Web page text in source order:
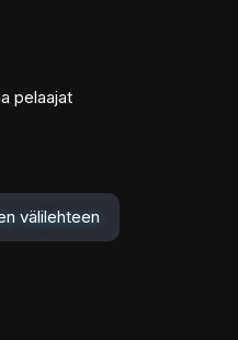
pelaajat
välilehteen